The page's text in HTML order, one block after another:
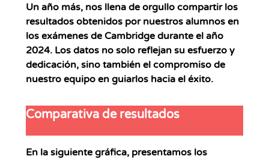
Un año más, nos llena de orgullo compartir los
resultados obtenidos por nuestros alumnos en
los exámenes de Cambridge durante el año
2024. Los datos no solo reflejan su esfuerzo y
dedicación, sino también el compromiso de
nuestro equipo en guiarlos hacia el éxito.
Comparativa de resultados
En la siguiente gráfica, presentamos los